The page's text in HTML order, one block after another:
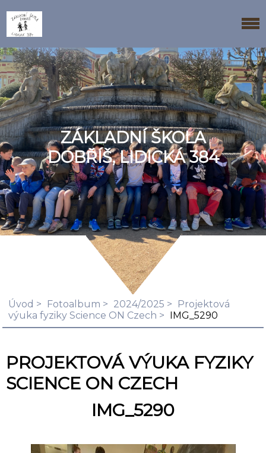
ZÁKLADNÍ ŠKOLA
DOBŘÍŠ, LIDICKÁ 384
Úvod Fotoalbum 2024/2025
Projektová
výuka fyziky Science ON Czech
IMG_5290
PROJEKTOVÁ VÝUKA FYZIKY
SCIENCE ON CZECH
IMG_5290